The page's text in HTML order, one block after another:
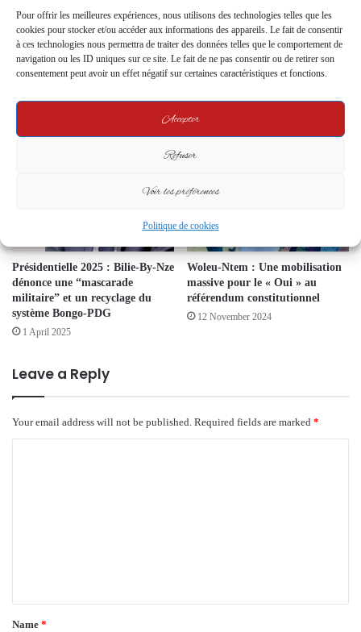
Pour offrir les meilleures expériences, nous utilisons des technologies telles que les
cookies pour stocker et/ou accéder aux informations des appareils. Le fait de consentir
à ces technologies nous permettra de traiter des données telles que le comportement de
navigation ou les ID uniques sur ce site. Le fait de ne pas consentir ou de retirer son
consentement peut avoir un effet négatif sur certaines caractéristiques et fonctions.
Accepter
Refuser
Voir les préférences
Politique de cookies
Le Sénat de la Transition
renforce ses capacités législatives
9 September 2024
Alain-Claude Bilie-By-Nze à la
rencontre des populations
12 February 2025
Présidentielle 2025 : Bilie-By-Nze
dénonce une “mascarade
militaire” et un recyclage du
système Bongo-PDG
1 April 2025
Woleu-Ntem : Une mobilisation
massive pour le « Oui » au
référendum constitutionnel
12 November 2024
Leave a Reply
Your email address will not be published. Required fields are marked *
*
Name *